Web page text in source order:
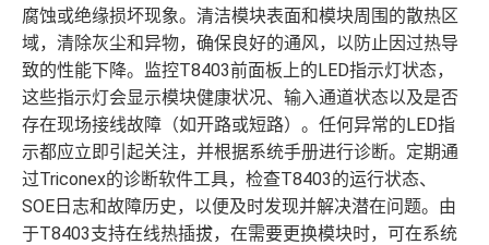
腐蚀或绝缘损坏现象。清洁模块表面和模块周围的散热区
域，清除灰尘和异物，确保良好的通风，以防止因过热导
致的性能下降。监控T8403前面板上的LED指示灯状态，
这些指示灯会显示模块健康状况、输入通道状态以及是否
存在现场接线故障（如开路或短路）。任何异常的LED指
示都应立即引起关注，并根据系统手册进行诊断。定期通
过Triconex的诊断软件工具，检查T8403的运行状态、
SOE日志和故障历史，以便及时发现并解决潜在问题。由
于T8403支持在线热插拔，在需要更换模块时，可在系统